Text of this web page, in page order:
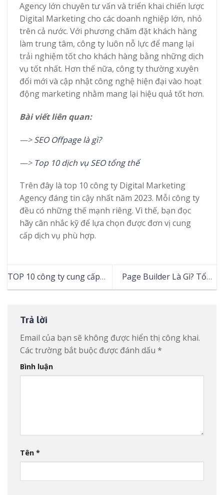
Agency lớn chuyên tư vấn và triển khai chiến lược
Digital Marketing cho các doanh nghiệp lớn, nhỏ
trên cả nước. Với phương châm đặt khách hàng
làm trung tâm, công ty luôn nỗ lực để mang lại
trải nghiệm tốt cho khách hàng bằng những dịch
vụ tốt nhất. Hơn thế nữa, công ty thường xuyên
đổi mới và cập nhật công nghệ hiện đại vào hoạt
động marketing nhằm mang lại hiệu quả tốt hơn.
Bài viết liên quan:
—>SEO Offpage là gì?
—> Top 10 dịch vụ SEO tổng thể
Trên đây là top 10 công ty Digital Marketing
Agency đáng tin cậy nhất năm 2023. Mỗi công ty
đều có những thế mạnh riêng. Vì thế, bạn đọc
hãy cân nhắc kỹ để lựa chọn được đơn vị cung
cấp dịch vụ phù hợp.
TOP 10 công ty cung cấp
dịch vụ Marketing trọn gói
Page Builder Là Gì? Tổng
Hợp 6 Công Cụ Page
Trả lời
Email của bạn sẽ không được hiển thị công khai.
Các trường bắt buộc được đánh dấu *
Bình luận
Tên *